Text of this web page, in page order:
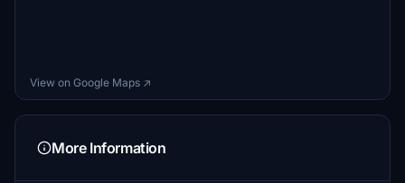
View on Google Maps ↗
More Information